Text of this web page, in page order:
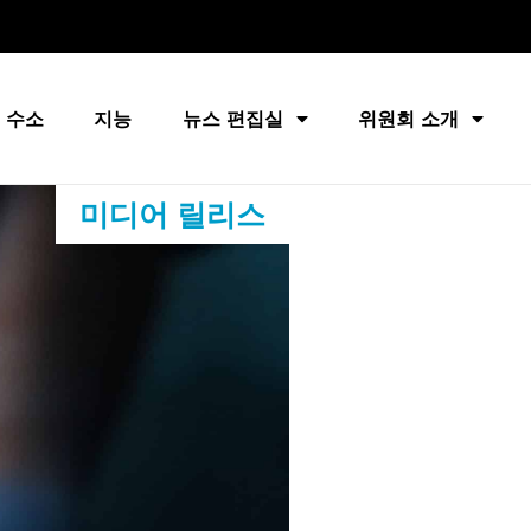
수소 지능 뉴스 편집실 위원회 소개
미디어 릴리스